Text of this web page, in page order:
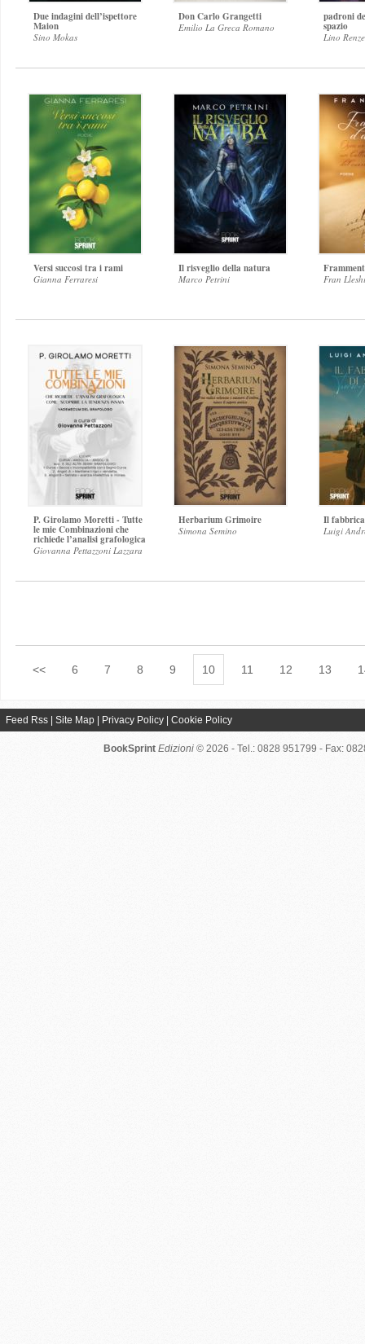
Due indagini dell’ispettore
Maion
Sino Mokas
Don Carlo Grangetti
Emilio La Greca Romano
padroni
spazio
Lino
Versi succosi tra i rami
Gianna Ferraresi
Il risveglio della natura
Marco Petrini Fran Lleshi
P. Girolamo Moretti - Tutte
le mie Combinazioni che
richiede l’analisi grafologica
Giovanna Pettazzoni Lazzara
Herbarium Grimoire
Simona Semino
Il
Luigi
<< 6 7 8 9 10 11 12 13
Feed Rss Site Map Privacy Policy Cookie Policy
BookSprint Edizioni © 2026 - Tel.: 0828 951799 - Fax: